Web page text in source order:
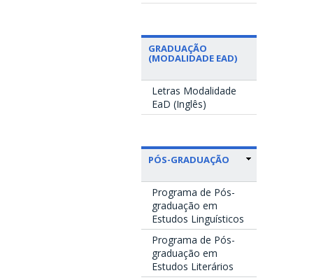
GRADUAÇÃO
(MODALIDADE EAD)
Letras Modalidade
EaD (Inglês)
PÓS-GRADUAÇÃO
Programa de Pós-
graduação em
Estudos Linguísticos
Programa de Pós-
graduação em
Estudos Literários